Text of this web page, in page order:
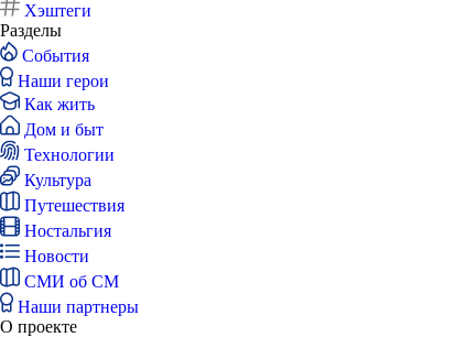
Хэштеги
Разделы
События
Наши герои
Как жить
Дом и быт
Технологии
Культура
Путешествия
Ностальгия
Новости
СМИ об СМ
Наши партнеры
О проекте